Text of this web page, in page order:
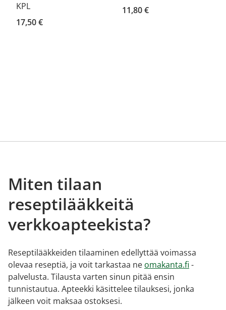
KPL
17,50 €
11,80 €
Miten tilaan
reseptilääkkeitä
verkkoapteekista?
Reseptilääkkeiden tilaaminen edellyttää voimassa
olevaa reseptiä, ja voit tarkastaa ne omakanta.fi -
palvelusta. Tilausta varten sinun pitää ensin
tunnistautua. Apteekki käsittelee tilauksesi, jonka
jälkeen voit maksaa ostoksesi.